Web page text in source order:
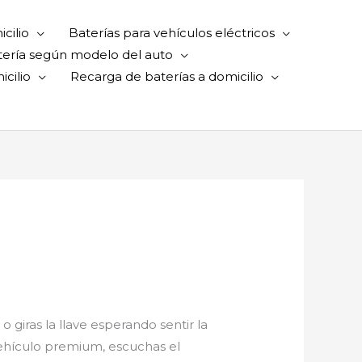
Baterías para vehículos eléctricos
según modelo del auto
Recarga de baterías a domicilio
giras la llave esperando sentir la
premium, escuchas el